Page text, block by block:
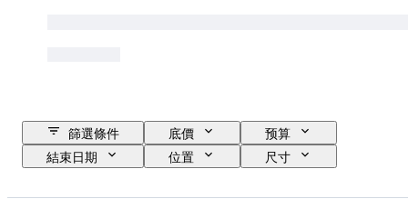
篩選條件 底價
预算
結束日期
位置
尺寸